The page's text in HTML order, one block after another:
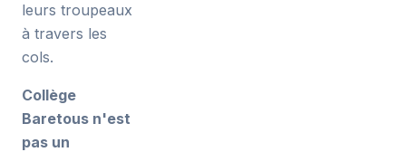
leurs troupeaux
à travers les
cols.
Collège
Baretous n'est
pas un